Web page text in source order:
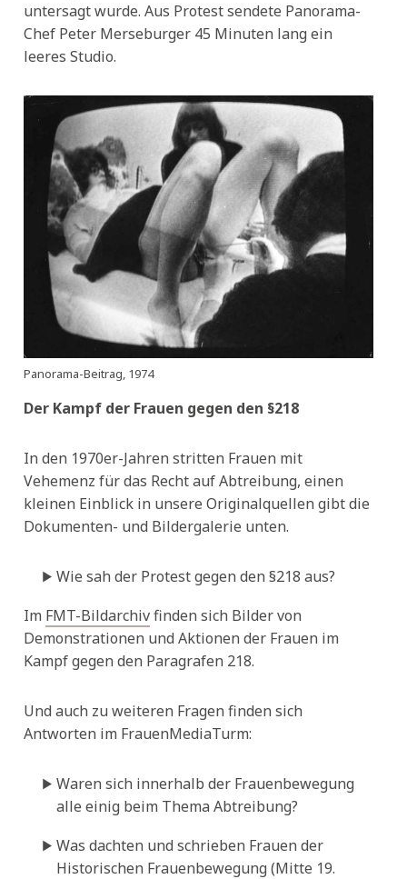
untersagt wurde. Aus Protest sendete Panorama-
Chef Peter Merseburger 45 Minuten lang ein
leeres Studio.
Panorama-Beitrag, 1974
Der Kampf der Frauen gegen den §218
In den 1970er-Jahren stritten Frauen mit
Vehemenz für das Recht auf Abtreibung, einen
kleinen Einblick in unsere Originalquellen gibt die
Dokumenten- und Bildergalerie unten.
Wie sah der Protest gegen den §218 aus?
Im FMT-Bildarchivfinden sich Bilder von
Demonstrationen und Aktionen der Frauen im
Kampf gegen den Paragrafen 218.
Und auch zu weiteren Fragen finden sich
Antworten im FrauenMediaTurm:
Waren sich innerhalb der Frauenbewegung
alle einig beim Thema Abtreibung?
Was dachten und schrieben Frauen der
Historischen Frauenbewegung (Mitte 19.